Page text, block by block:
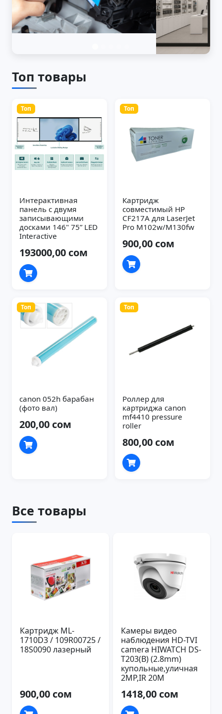
Топ товары
Топ
Интерактивная
панель с двумя
записывающими
досками 146" 75” LED
Interactive
193000,00 сом
Топ
Картридж
совместимый HP
CF217A для LaserJet
Pro M102w/M130fw
900,00 сом
Топ
canon 052h барабан
(фото вал)
200,00 сом
Топ
Роллер для
картриджа canon
mf4410 pressure
roller
800,00 сом
Все товары
Картридж ML-
1710D3 / 109R00725 /
18S0090 лазерный
900,00 сом
Камеры видео
наблюдения HD-TVI
camera HIWATCH DS-
T203(B) (2.8mm)
купольные,уличная
2MP,IR 20M
1418,00 сом